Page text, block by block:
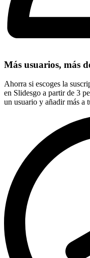
Más usuarios, más
Ahorra si escoges la
en Slidesgo a partir de 3
un usuario y añadir más a